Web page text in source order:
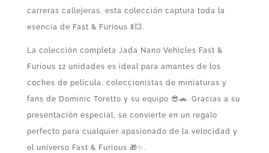
carreras callejeras, esta colección captura toda la
esencia de Fast & Furious 🚦💥.
La colección completa Jada Nano Vehicles Fast &
Furious 12 unidades es ideal para amantes de los
coches de película, coleccionistas de miniaturas y
fans de Dominic Toretto y su equipo 😎🚗. Gracias a su
presentación especial, se convierte en un regalo
perfecto para cualquier apasionado de la velocidad y
el universo Fast & Furious 🎁✨.